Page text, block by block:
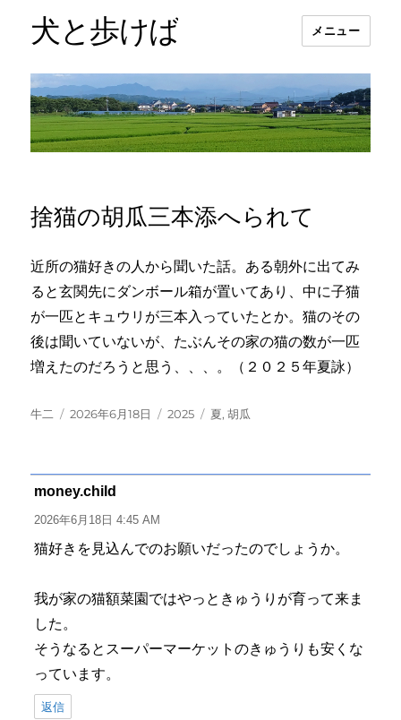
犬と歩けば メニュー
捨猫の胡瓜三本添へられて
近所の猫好きの人から聞いた話。ある朝外に出てみ
ると玄関先にダンボール箱が置いてあり、中に子猫
が一匹とキュウリが三本入っていたとか。猫のその
後は聞いていないが、たぶんその家の猫の数が一匹
増えたのだろうと思う、、、。（２０２５年夏詠）
投
牛二
投
2026年6月18日
カ
2025
タ
夏,胡瓜
money.child
り:
2026年6月18日 4:45 AM
猫好きを見込んでのお願いだったのでしょうか。
我が家の猫額菜園ではやっときゅうりが育って来ま
した。
そうなるとスーパーマーケットのきゅうりも安くな
っています。
返信